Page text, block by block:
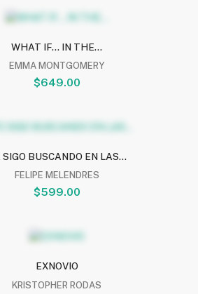
WHAT IF... IN THE...
EMMA MONTGOMERY
$649.00
SIGO BUSCANDO EN LAS...
FELIPE MELENDRES
$599.00
EXNOVIO
KRISTOPHER RODAS